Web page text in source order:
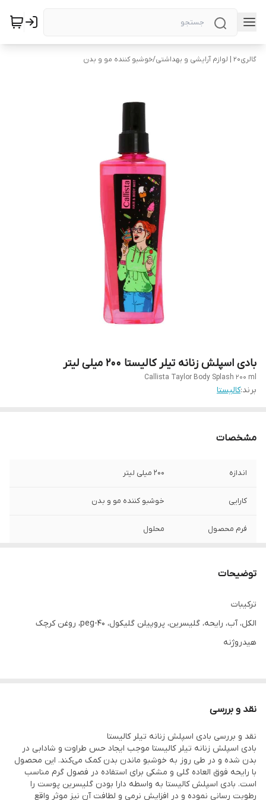
گالری۲۰ | لوازم آرایشی و بهداشتی /خوشبو کننده مو و بدن
بادی اسپلش زنانه تیلر کالیستا 200 میلی لیتر
Callista Taylor Body Splash 200 ml
برند:کالیستا
مشخصات
اندازه ۲۰۰ میلی لیتر
کارایی خوشبو کننده مو و بدن
فرم محصول محلول
توضیحات
ترکیبات
الکل، آب، رایحه، گلیسرین، پروپیلن گلیکول، peg-40، روغن کرچک
هیدروژنه
اسپری نمایید.
لطفا دقت کنید
از اسپری کردن بادی میست تیلور کالیستا به سمت چشم‌ها و سطوح
نقد و بررسی
نقد و بررسی بادی اسپلش زنانه تیلر کالیستا
بادی اسپلش زنانه تیلر کالیستا موجب ایجاد حس طراوت و شادابی در
بدن شده و در طی روز به خوشبو ماندن بدن کمک می‌کند. این محصول
با رایحه فوق العاده گلی و مشکی برای استفاده در فصول گرم مناسب
است. بادی اسپلش کالیستا به واسطه دارا بودن گلیسرین پوست را
رطوبت رسانی نموده و در افزایش نرمی و لطافت آن نیز موثر واقع